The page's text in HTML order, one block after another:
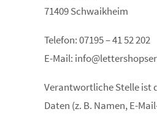
71409 Schwaikheim
Telefon: 07195 – 41 52 202
E-Mail:
Verantwortliche Stelle ist
Daten (z. B. Namen, E-